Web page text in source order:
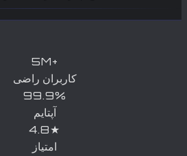
5M+
کاربران راضی
99.9%
آپتایم
4.8★
امتیاز